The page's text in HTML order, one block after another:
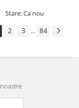
Stare: Ca nou
2 3 ... 84